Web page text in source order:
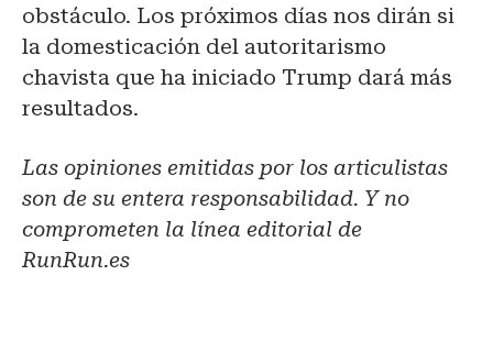
obstáculo. Los próximos días nos dirán si
la domesticación del autoritarismo
chavista que ha iniciado Trump dará más
resultados.
Las opiniones emitidas por los articulistas
son de su entera responsabilidad. Y no
comprometen la línea editorial de
RunRun.es